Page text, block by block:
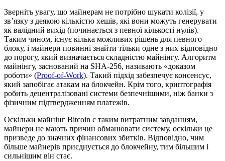
Зверніть увагу, що майнерам не потрібно шукати колізії, у
зв’язку з деякою кількістю хешів, які вони можуть генерувати
як валідний вихід (починається з певної кількості нулів).
Таким чином, існує кілька можливих рішень для певного
блоку, і майнери повинні знайти тільки одне з них відповідно
до порогу, який визначається складністю майнінгу. Алгоритм
майнінгу, заснований на SHA-256, називають «доказом
роботи» (Proof-of-Work). Такий підхід забезпечує консенсус,
який запобігає атакам на блокчейн. Крім того, криптографія
робить децентралізовані системи безпечнішими, ніж банки з
фізичним підтвердженням платежів.
Оскільки майнінг Bitcoin є таким витратним завданням,
майнери не мають причин обманювати систему, оскільки це
призведе до значних фінансових збитків. Відповідно, чим
більше майнерів приєднується до блокчейну, тим більшим і
сильнішим він стає.